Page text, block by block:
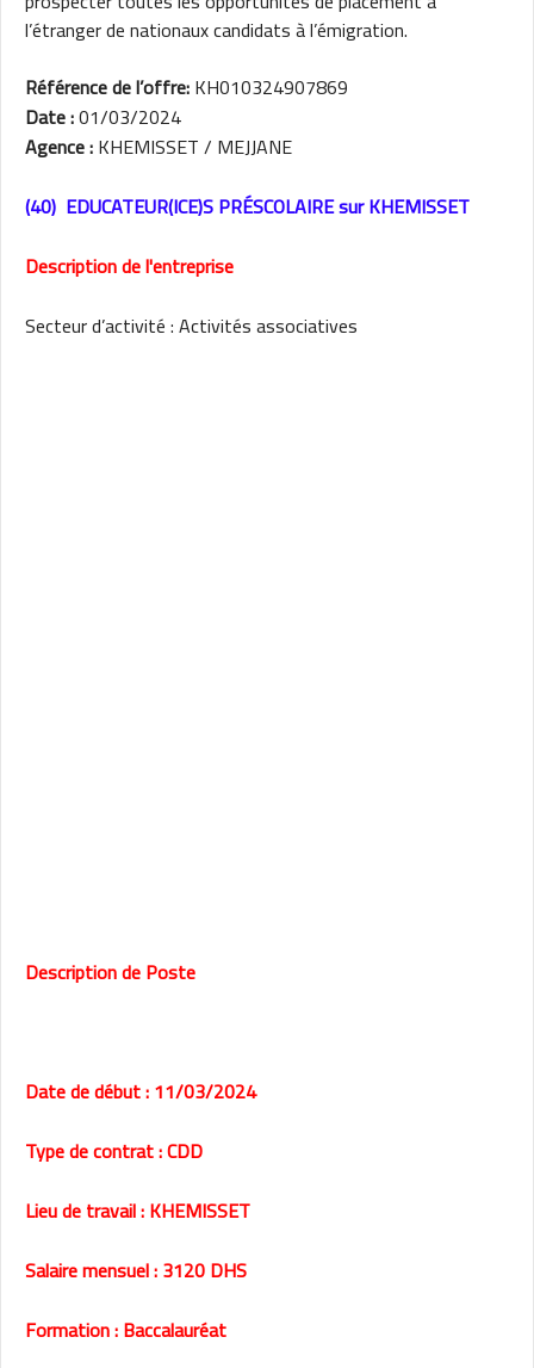
l’étranger de nationaux candidats à l’émigration.
Référence de l’offre:KH010324907869
Date :01/03/2024
Agence :KHEMISSET / MEJJANE
(40) EDUCATEUR(ICE)S PRÉSCOLAIREsur KHEMISSET
Description de l'entreprise
Secteur d’activité : Activités associatives
Description de Poste
Date de début : 11/03/2024
Type de contrat : CDD
Lieu de travail : KHEMISSET
Salaire mensuel : 3120 DHS
Formation : Baccalauréat